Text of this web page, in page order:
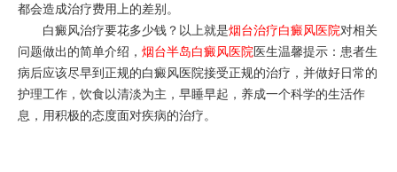
都会造成治疗费用上的差别。
白癜风治疗要花多少钱？以上就是烟台治疗白癜风医院对相关
问题做出的简单介绍， 烟台半岛白癜风医院医生温馨提示：患者生
病后应该尽早到正规的白癜风医院接受正规的治疗，并做好日常的
护理工作，饮食以清淡为主，早睡早起，养成一个科学的生活作
息，用积极的态度面对疾病的治疗。